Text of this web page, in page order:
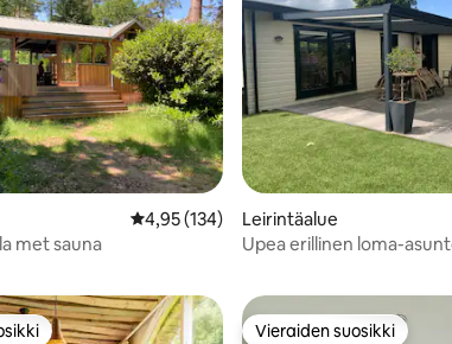
arvostelua
Keskimääräinen arvio 4,95/5, 134
4,95 (134)
met sauna
Leirintäalue
Upea erillinen loma-
Vieraiden suosikki